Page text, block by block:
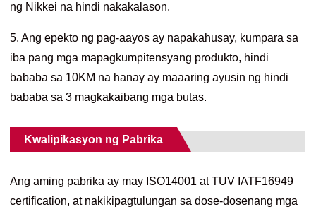
ng Nikkei na hindi nakakalason.
5. Ang epekto ng pag-aayos ay napakahusay, kumpara sa
iba pang mga mapagkumpitensyang produkto, hindi
bababa sa 10KM na hanay ay maaaring ayusin ng hindi
bababa sa 3 magkakaibang mga butas.
Kwalipikasyon ng Pabrika
Ang aming pabrika ay may ISO14001 at TUV IATF16949
certification, at nakikipagtulungan sa dose-dosenang mga